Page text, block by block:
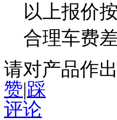
以上报价
合理车费差
请对产品作
赞|踩
评论